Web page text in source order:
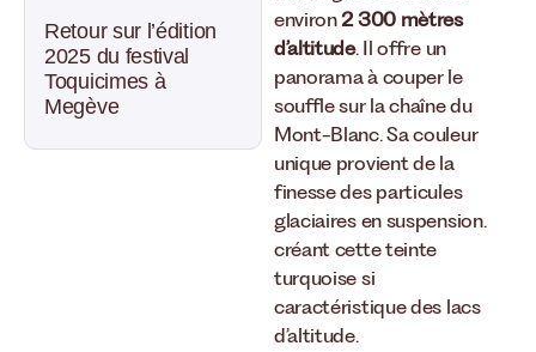
Retour sur l’édition
2025 du festival
Toquicimes à
Megève
environ2 300 mètres
d’altitude. Il offre un
panorama à couper le
souffle sur la chaîne du
Mont-Blanc. Sa couleur
unique provient de la
finesse des particules
glaciaires en suspension.
créant cette teinte
turquoise si
caractéristique des lacs
d’altitude.